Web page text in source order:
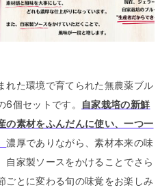
れた環境で育てられた無農薬ブル
個セットです。
自家栽培の新鮮
の素材をふんだんに使い、一つ一
濃厚でありながら、素材本来の味
自家製ソースをかけることでさら
ごとに変わる旬の味覚をお楽しみ